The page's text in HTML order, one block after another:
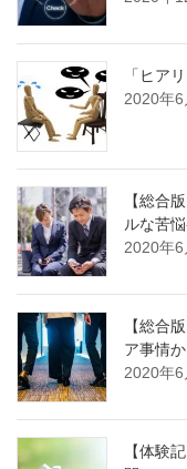
「ヒア
2020年6
【総合
ルな苦
2020年6
【総合
ア事情
2020年6
【体験